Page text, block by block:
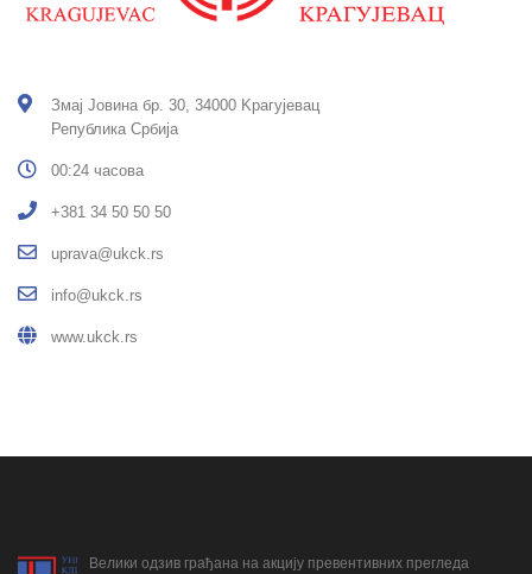
Змај Јовина бр. 30, 34000 Kрагујевац
Република Србија
00:24 часова
+381 34 50 50 50
uprava@ukck.rs
info@ukck.rs
www.ukck.rs
Велики одзив грађана на акцију превентивних прегледа